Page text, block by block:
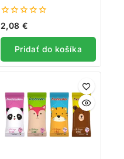
0
5
2,08 €
Pridať do košíka